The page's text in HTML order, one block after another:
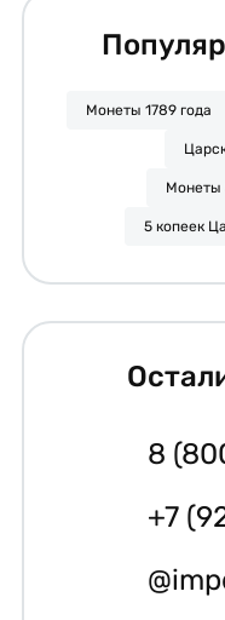
Монеты 1789 года
Монеты
5 копеек
8
+7